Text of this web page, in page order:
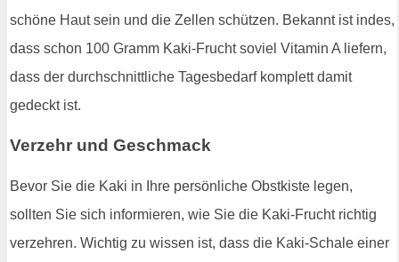
schöne Haut sein und die Zellen schützen. Bekannt ist indes,
dass schon 100 Gramm Kaki-Frucht soviel Vitamin A liefern,
dass der durchschnittliche Tagesbedarf komplett damit
gedeckt ist.
Verzehr und Geschmack
Bevor Sie die Kaki in Ihre persönliche Obstkiste legen,
sollten Sie sich informieren, wie Sie die Kaki-Frucht richtig
verzehren. Wichtig zu wissen ist, dass die Kaki-Schale einer